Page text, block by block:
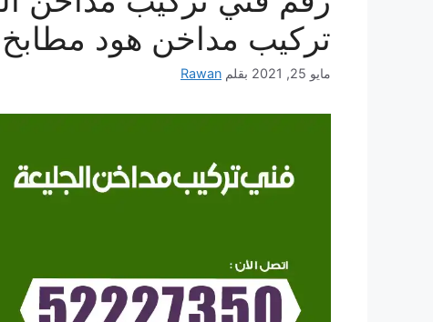
تركيب مداخن هود
مايو 25, 2021 بقلم Rawan